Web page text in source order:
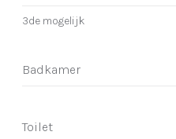
3de mogelijk
Badkamer
Toilet